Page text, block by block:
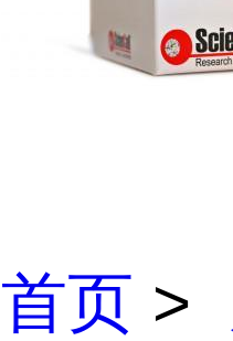
首页 >